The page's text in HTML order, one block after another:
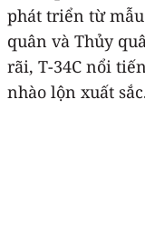
phát triển từ
quân và Thủy
rãi, T-34C nổi
nhào lộn xuất